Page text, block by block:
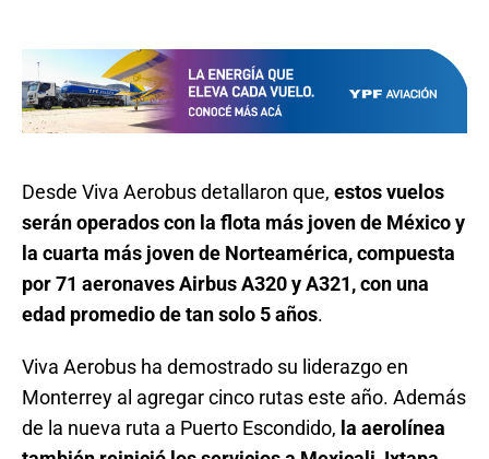
Desde Viva Aerobus detallaron que, estos vuelos
serán operados con la flota más joven de México y
la cuarta más joven de Norteamérica, compuesta
por 71 aeronaves Airbus A320 y A321, con una
edad promedio de tan solo 5 años.
Viva Aerobus ha demostrado su liderazgo en
Monterrey al agregar cinco rutas este año. Además
de la nueva ruta a Puerto Escondido, la aerolínea